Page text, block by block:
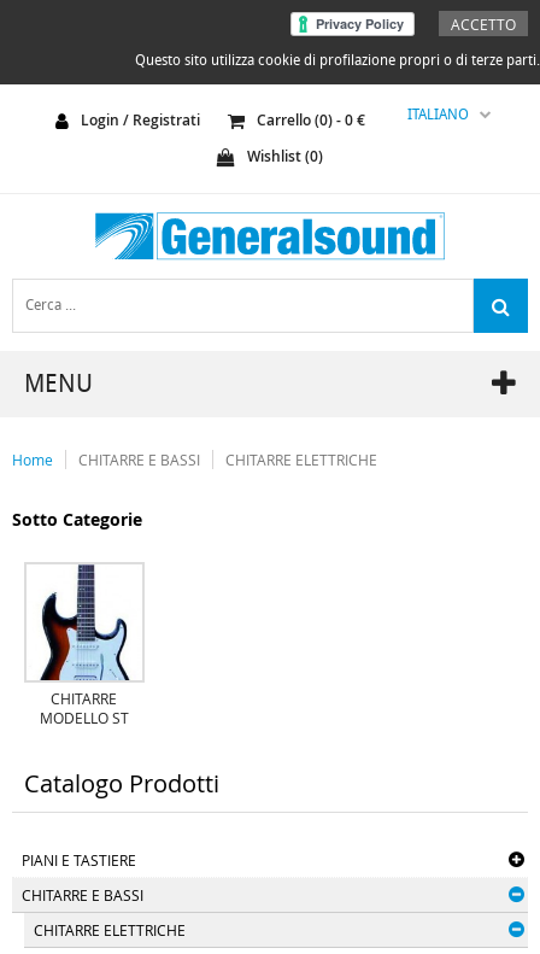
ACCETTO
Questo sito utilizza cookie di profilazione propri o di terze parti.
ITALIANO
Login / Registrati Carrello (0) -0€
Wishlist (0)
MENU
Home CHITARRE E BASSI CHITARRE ELETTRICHE
Sotto Categorie
CHITARRE
MODELLO ST
Catalogo Prodotti
PIANI E TASTIERE
CHITARRE E BASSI
CHITARRE ELETTRICHE